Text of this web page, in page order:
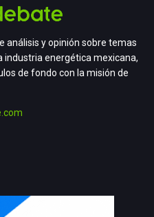
análisis y opinión sobre temas
industria energética mexicana,
de fondo con la misión de